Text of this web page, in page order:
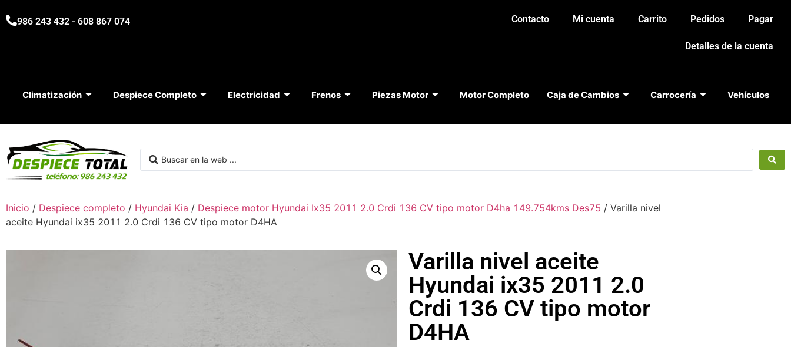
986 243 432 - 608 867 074 Contacto Mi cuenta Carrito Pedidos Pagar
Detalles de la cuenta
Climatización Despiece Completo Electricidad Frenos Piezas Motor Motor Completo Caja de Cambios Carrocería Vehículos
Inicio / Despiece completo / Hyundai Kia / Despiece motor Hyundai Ix35 2011 2.0 Crdi 136 CV tipo motor D4ha 149.754kms Des75 / Varilla nivel
aceite Hyundai ix35 2011 2.0 Crdi 136 CV tipo motor D4HA
Varilla nivel aceite
Hyundai ix35 2011 2.0
Crdi 136 CV tipo motor
D4HA